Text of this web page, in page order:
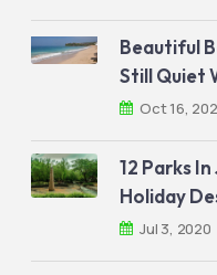
Beautiful
Still Quiet
Oct 16,
12 Parks
Holiday
Jul 3, 2020